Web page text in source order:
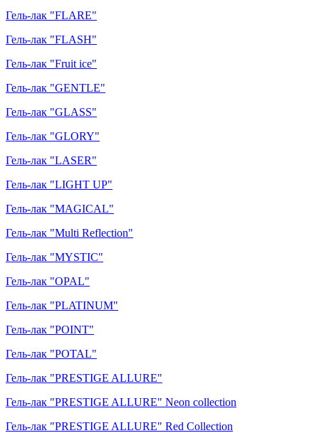
Гель-лак "FLARE"
Гель-лак "FLASH"
Гель-лак "Fruit ice"
Гель-лак "GENTLE"
Гель-лак "GLASS"
Гель-лак "GLORY"
Гель-лак "LASER"
Гель-лак "LIGHT UP"
Гель-лак "MAGICAL"
Гель-лак "Multi Reflection"
Гель-лак "MYSTIC"
Гель-лак "OPAL"
Гель-лак "PLATINUM"
Гель-лак "POINT"
Гель-лак "POTAL"
Гель-лак "PRESTIGE ALLURE"
Гель-лак "PRESTIGE ALLURE" Neon collection
Гель-лак "PRESTIGE ALLURE" Red Collection